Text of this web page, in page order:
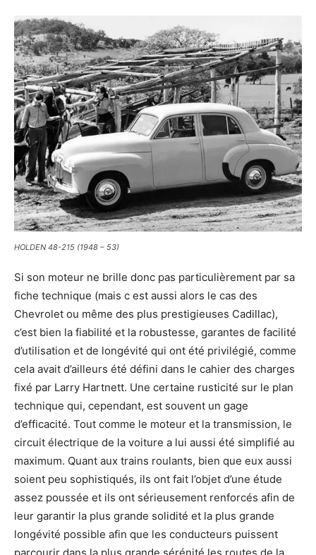
HOLDEN 48-215 (1948 – 53)
Si son moteur ne brille donc pas particulièrement par sa
fiche technique (mais c est aussi alors le cas des
Chevrolet ou même des plus prestigieuses Cadillac),
c’est bien la fiabilité et la robustesse, garantes de facilité
d’utilisation et de longévité qui ont été privilégié, comme
cela avait d’ailleurs été défini dans le cahier des charges
fixé par Larry Hartnett. Une certaine rusticité sur le plan
technique qui, cependant, est souvent un gage
d’efficacité. Tout comme le moteur et la transmission, le
circuit électrique de la voiture a lui aussi été simplifié au
maximum. Quant aux trains roulants, bien que eux aussi
soient peu sophistiqués, ils ont fait l’objet d’une étude
assez poussée et ils ont sérieusement renforcés afin de
leur garantir la plus grande solidité et la plus grande
longévité possible afin que les conducteurs puissent